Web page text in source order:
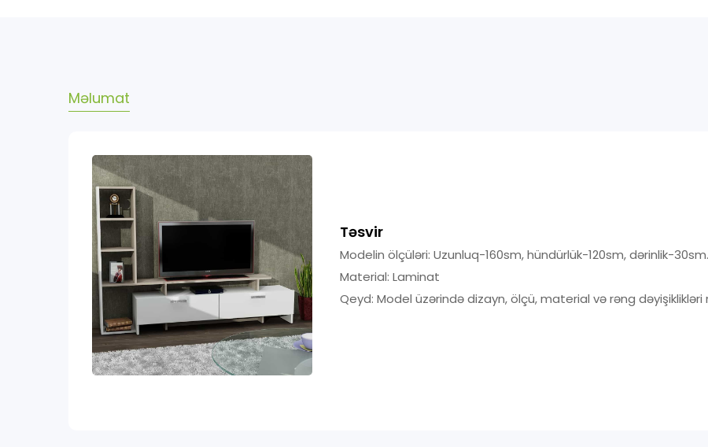
Məlumat
Təsvir
Modelin ölçüləri: Uzunluq-160sm, hündürlük-120sm, dərinlik-30sm.
Material: Laminat
Qeyd: Model üzərində dizayn, ölçü, material və rəng dəyişiklikləri